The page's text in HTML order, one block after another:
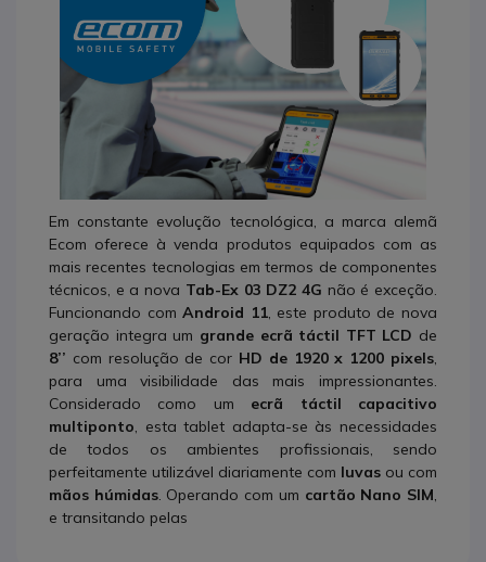
Em constante evolução tecnológica, a marca alemã
Ecom oferece à venda produtos equipados com as
mais recentes tecnologias em termos de componentes
técnicos, e a nova Tab-Ex 03 DZ2 4G não é exceção.
Funcionando comAndroid 11, este produto de nova
geração integra um grande ecrã táctil TFT LCD de
8’’ com resolução de cor HD de 1920 x 1200 pixels,
para uma visibilidade das mais impressionantes.
Considerado como um ecrã táctil capacitivo
multiponto, esta tablet adapta-se às necessidades
de todos os ambientes profissionais, sendo
perfeitamente utilizável diariamente com luvas ou com
mãos húmidas. Operando com um cartão Nano SIM,
e transitando pelas